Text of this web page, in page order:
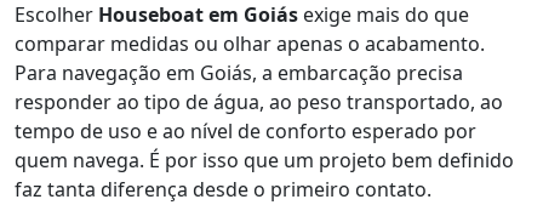
Escolher Houseboat em Goiás exige mais do que
comparar medidas ou olhar apenas o acabamento.
Para navegação em Goiás, a embarcação precisa
responder ao tipo de água, ao peso transportado, ao
tempo de uso e ao nível de conforto esperado por
quem navega. É por isso que um projeto bem definido
faz tanta diferença desde o primeiro contato.